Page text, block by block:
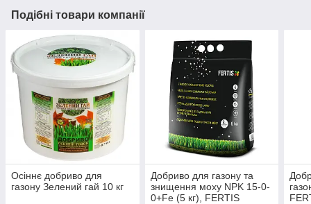
Подібні товари компанії
Осіннє добриво для
газону Зелений гай 10 кг
Добриво для газону та
знищення моху NPK 15-0-
0+Fe (5 кг), FERTIS